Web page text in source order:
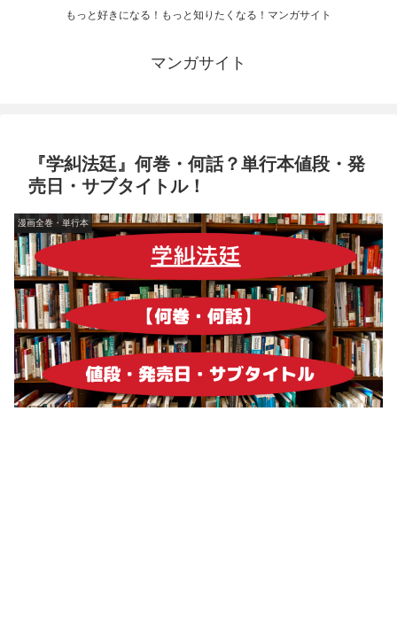
もっと好きになる！もっと知りたくなる！マンガサイト
マンガサイト
『学糾法廷』何巻・何話？単行本値段・発
売日・サブタイトル！
漫画全巻・単行本